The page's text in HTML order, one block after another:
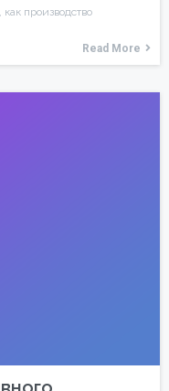
производство
Read More